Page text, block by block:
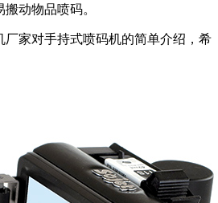
动物品喷码。
家对手持式喷码机的简单介绍，希